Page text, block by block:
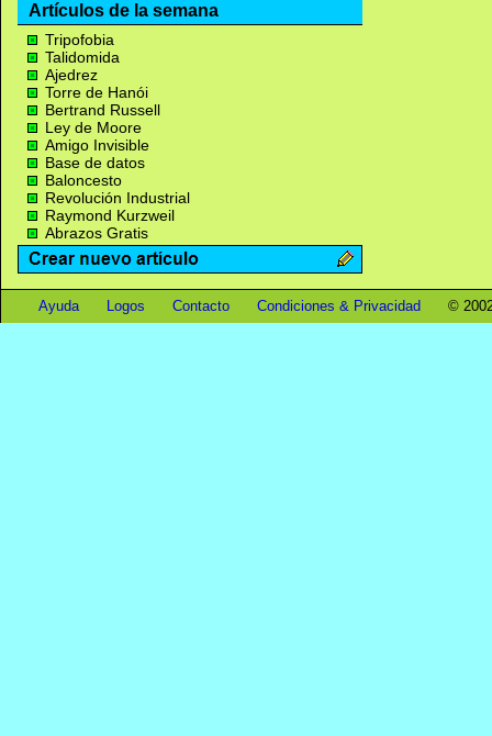
Artículos de la semana
Tripofobia
Talidomida
Ajedrez
Torre de Hanói
Bertrand Russell
Ley de Moore
Amigo Invisible
Base de datos
Baloncesto
Revolución Industrial
Raymond Kurzweil
Abrazos Gratis
Ayuda Logos Contacto Condiciones & Privacidad ©